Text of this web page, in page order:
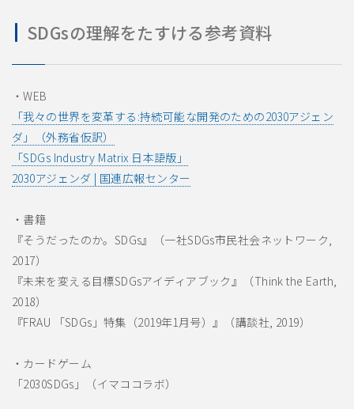
SDGsの理解をたすける参考資料
・WEB
「我々の世界を変革する:持続可能な開発のための2030アジェン
ダ」（外務省仮訳）
「SDGs Industry Matrix 日本語版」
2030アジェンダ | 国連広報センター
・書籍
『そうだったのか。SDGs』（一社SDGs市民社会ネットワーク,
2017）
『未来を変える目標SDGsアイディアブック』（Think the Earth,
2018）
『FRAU 「SDGs」特集（2019年1月号）』（講談社, 2019）
・カードゲーム
「2030SDGs」（イマココラボ）